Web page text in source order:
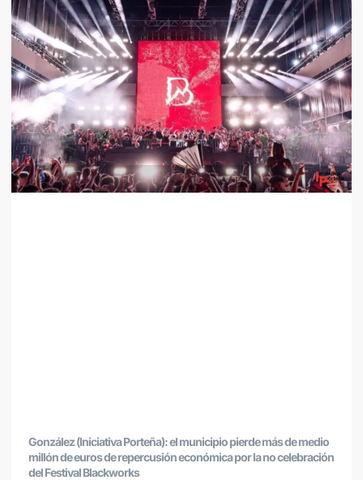
González (Iniciativa Porteña): el municipio pierde más de medio
millón de euros de repercusión económica por la no celebración
del Festival Blackworks